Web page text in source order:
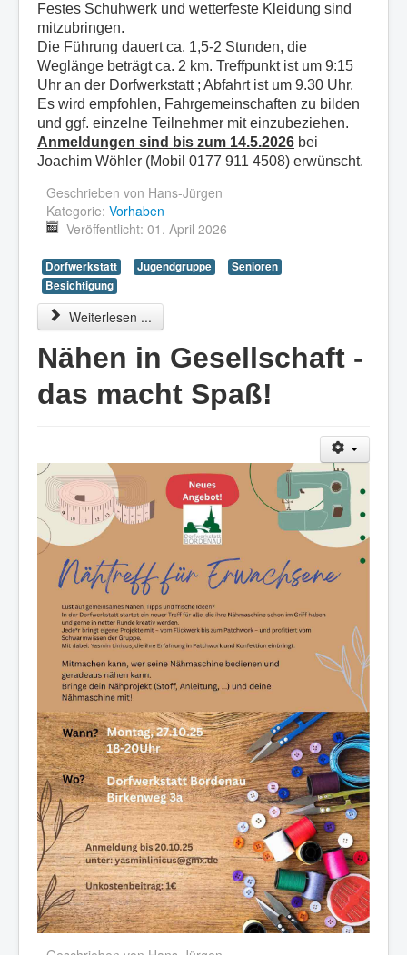
Festes Schuhwerk und wetterfeste Kleidung sind
mitzubringen.
Die Führung dauert ca. 1,5-2 Stunden, die
Weglänge beträgt ca. 2 km. Treffpunkt ist um 9:15
Uhr an der Dorfwerkstatt ; Abfahrt ist um 9.30 Uhr.
Es wird empfohlen, Fahrgemeinschaften zu bilden
und ggf. einzelne Teilnehmer mit einzubeziehen.
Anmeldungen sind bis zum 14.5.2026 bei
Joachim Wöhler (Mobil 0177 911 4508) erwünscht.
Geschrieben von Hans-Jürgen
Kategorie: Vorhaben
Veröffentlicht: 01. April 2026
Dorfwerkstatt Jugendgruppe
Senioren
Besichtigung
Weiterlesen ...
Nähen in Gesellschaft -
das macht Spaß!